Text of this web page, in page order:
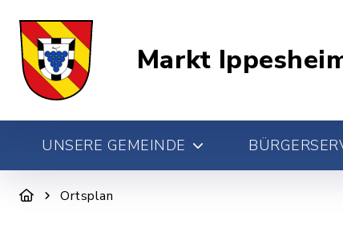
Markt
UNSERE GEMEINDE
Ortsplan